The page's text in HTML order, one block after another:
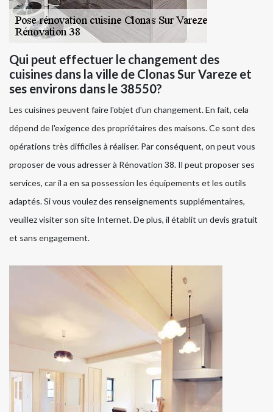
Qui peut effectuer le changement des
cuisines dans la ville de Clonas Sur Vareze et
ses environs dans le 38550?
Les cuisines peuvent faire l'objet d'un changement. En fait, cela
dépend de l'exigence des propriétaires des maisons. Ce sont des
opérations très difficiles à réaliser. Par conséquent, on peut vous
proposer de vous adresser à Rénovation 38. Il peut proposer ses
services, car il a en sa possession les équipements et les outils
adaptés. Si vous voulez des renseignements supplémentaires,
veuillez visiter son site Internet. De plus, il établit un devis gratuit
et sans engagement.